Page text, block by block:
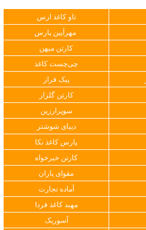
تاو کاغذ ارس
مهرآیین پارس
کارتن میهن
چی‌چست کاغذ
پیک فراز
کارتن گلزار
سوپرارزین
دیبای شوشتر
پارس کاغذ نکا
کارتن خیرخواه
مقوای یاران
آماده تجارت
مهبد کاغذ فردا
آسوریک